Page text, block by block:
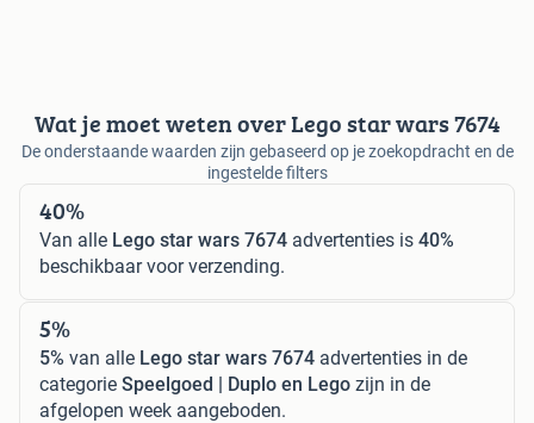
Wat je moet weten over Lego star wars 7674
De onderstaande waarden zijn gebaseerd op je zoekopdracht en de
ingestelde filters
40%
Van alle Lego star wars 7674 advertenties is 40%
beschikbaar voor verzending.
5%
5% van alle Lego star wars 7674 advertenties in de
categorie Speelgoed | Duplo en Lego zijn in de
afgelopen week aangeboden.